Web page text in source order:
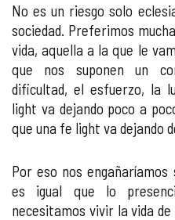
No es un riesgo solo
sociedad. Preferimos
vida, aquella a la que le
que nos suponen un
dificultad, el esfuerzo, la
light va dejando poco a
que una fe light va dejando
Por eso nos
es igual que lo
necesitamos vivir la vida